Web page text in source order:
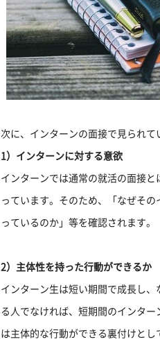
次に、インターンの面接で見られて
1）インターンに対する意欲
インターンでは通常の就活の面接
っています。そのため、「なぜそ
っているのか」等を確認されます。
2）主体性を持った行動ができるか
インターン生は短い期間で成長し
る人でなければ、短期間のインタ
は主体的な行動ができる裏付けとし